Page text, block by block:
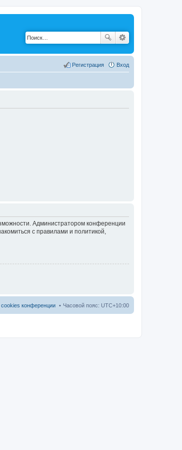
Вход
Регистрация
Администратором конференции
с правилами и политикой,
Часовой пояс: UTC+10:00
cookies конференции